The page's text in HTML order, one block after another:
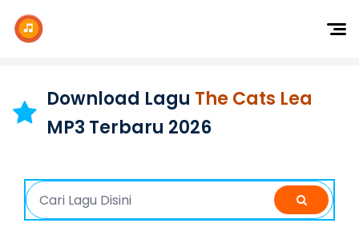
Dangdut
Barat
Download Lagu The Cats Lea
MP3 Terbaru 2026